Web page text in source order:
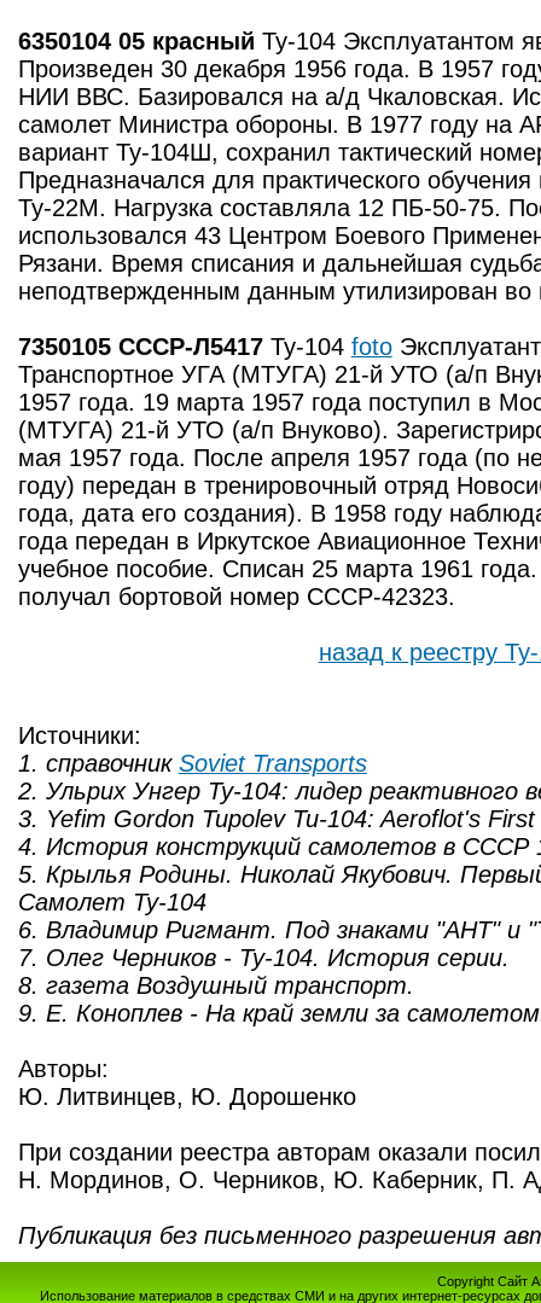
6350104 05 красный Ту-104 Эксплуатантом
Произведен 30 декабря 1956 года. В 1957
НИИ ВВС. Базировался на а/д Чкаловская.
самолет Министра обороны. В 1977 году на
вариант Ту-104Ш, сохранил тактический
Предназначался для практического
Ту-22М. Нагрузка составляла 12 ПБ-50-75.
использовался 43 Центром Боевого
Рязани. Время списания и дальнейшая
неподтвержденным данным утилизирован во
7350105 СССР-Л5417Ту-104 foto
Транспортное УГА (МТУГА) 21-й УТО (а/п
1957 года. 19 марта 1957 года поступил в
(МТУГА) 21-й УТО (а/п Внуково).
мая 1957 года. После апреля 1957 года (по
году) передан в тренировочный отряд
года, дата его создания). В 1958 году
года передан в Иркутское Авиационное
учебное пособие. Списан 25 марта 1961
получал бортовой номер СССР-42323.
назад к реестру
Источники:
1. справочник Soviet Transports
2. Ульрих Унгер Ту-104: лидер реактивного
3. Yefim Gordon Tupolev Tu-104: Aeroflot's
4. История конструкций самолетов в СССР
5. Крылья Родины. Николай Якубович.
Самолет Ту-104
6. Владимир Ригмант. Под знаками "АНТ" и
7. Олег Черников - Ту-104. История серии.
8. газета Воздушный транспорт.
9. Е. Коноплев - На край земли за
Авторы:
Ю. Литвинцев, Ю. Дорошенко
При создании реестра авторам оказали
Н. Мординов, О. Черников, Ю. Каберник, П.
Публикация без письменного разрешения
Copyright Сайт
Использование материалов в средствах СМИ и на других интернет-ресурсах